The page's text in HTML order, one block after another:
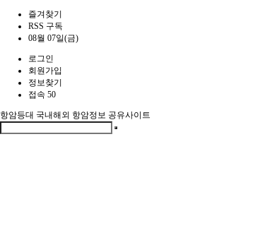
즐겨찾기
RSS 구독
08월 07일(금)
로그인
회원가입
정보찾기
접속 50
항암등대 국내해외 항암정보 공유사이트